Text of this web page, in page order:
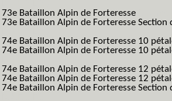
73e Bataillon Alpin de Forteresse
73e Bataillon Alpin de Forteresse
74e Bataillon Alpin de Forteresse 10
74e Bataillon Alpin de Forteresse 10
74e Bataillon Alpin de Forteresse 12
74e Bataillon Alpin de Forteresse 12
74e Bataillon Alpin de Forteresse